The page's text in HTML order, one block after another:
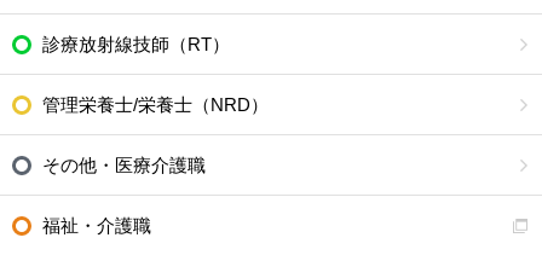
診療放射線技師（RT）
管理栄養士/栄養士（NRD）
その他・医療介護職
福祉・介護職